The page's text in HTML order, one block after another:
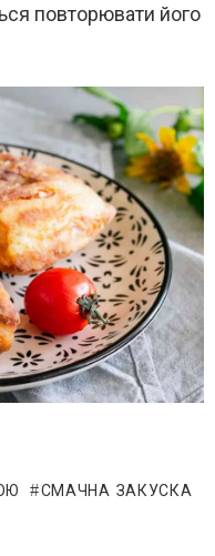
повторювати його
СМАЧНА ЗАКУСКА